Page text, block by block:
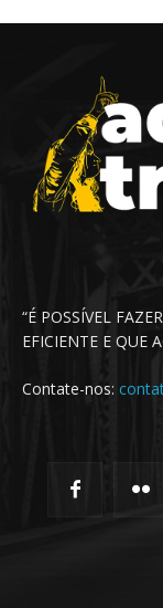
“É POSSÍVEL
EFICIENTE E QUE
Contate-nos: